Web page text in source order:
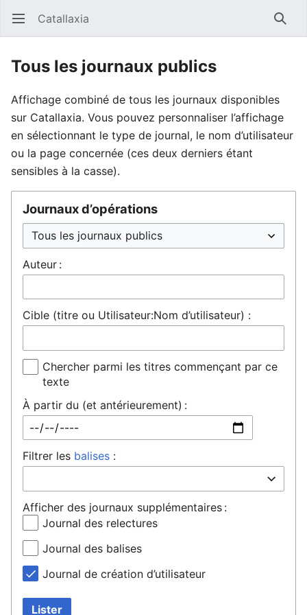
Ouvrir le menu principal Catallaxia
Tous les journaux publics
Affichage combiné de tous les journaux disponibles
sur Catallaxia. Vous pouvez personnaliser l’affichage
en sélectionnant le type de journal, le nom d’utilisateur
ou la page concernée (ces deux derniers étant
sensibles à la casse).
Journaux d’opérations
Auteur :
Cible (titre ou Utilisateur:Nom d’utilisateur) :
Chercher parmi les titres commençant par ce
texte
À partir du (et antérieurement) :
Filtrer les balises :
Afficher des journaux supplémentaires :
Journal des relectures
Journal des balises
Journal de création d’utilisateur
Lister